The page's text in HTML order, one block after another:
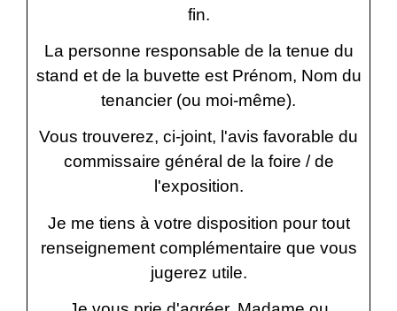
fin.
La personne responsable de la tenue du
stand et de la buvette est Prénom, Nom du
tenancier (ou moi-même).
Vous trouverez, ci-joint, l'avis favorable du
commissaire général de la foire / de
l'exposition.
Je me tiens à votre disposition pour tout
renseignement complémentaire que vous
jugerez utile.